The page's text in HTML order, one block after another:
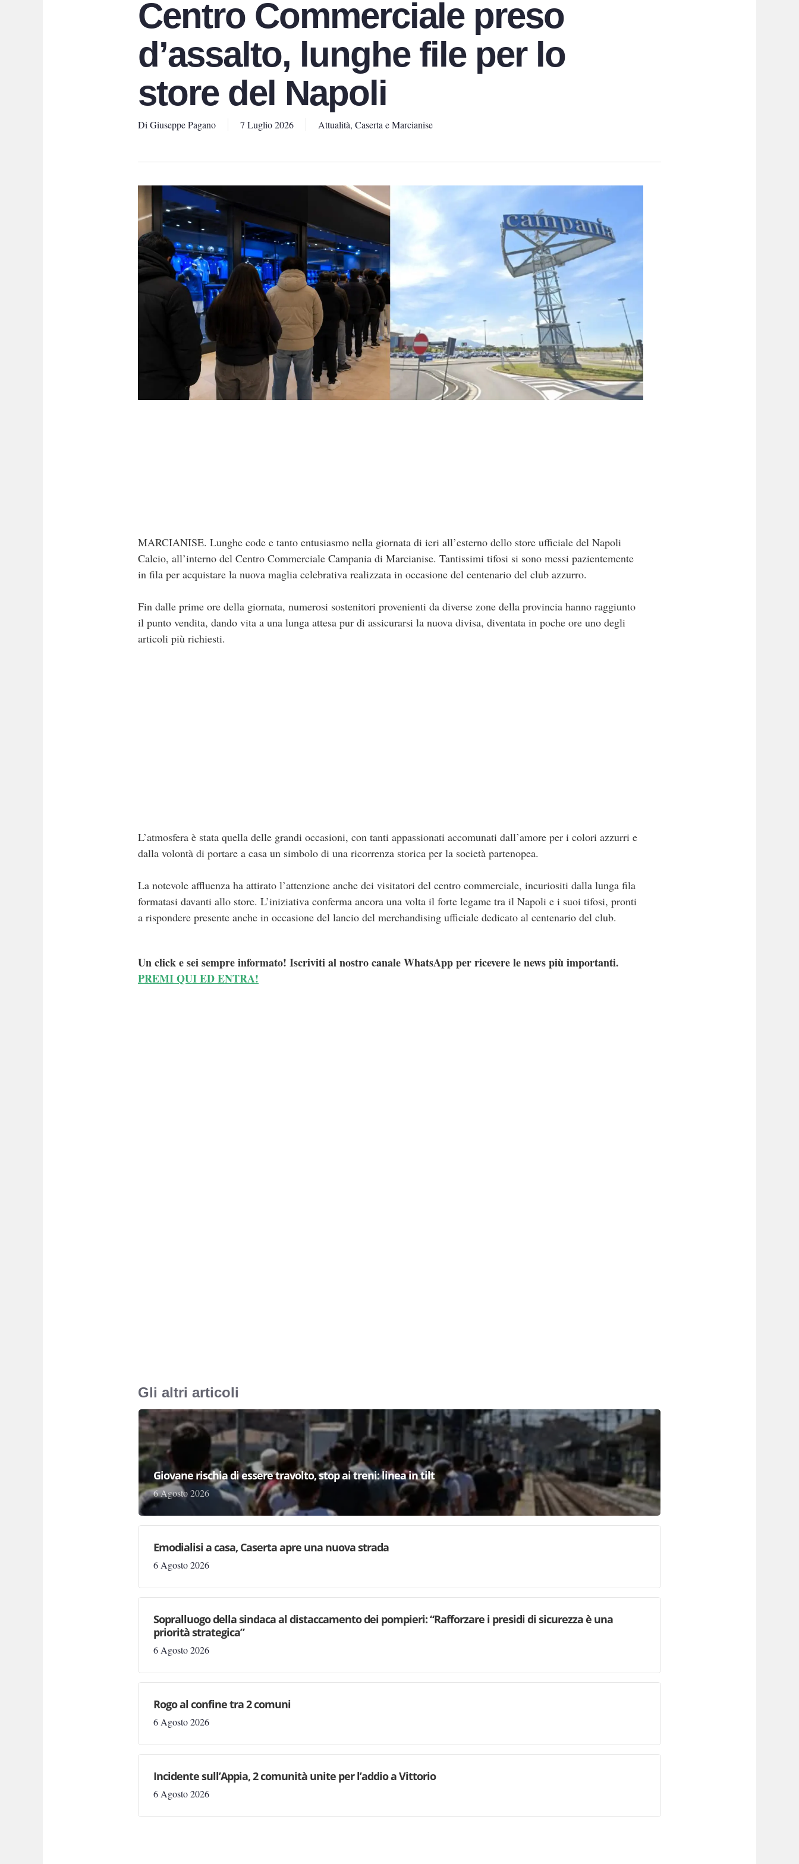
Centro Commerciale preso
d’assalto, lunghe file per lo
store del Napoli
Di Giuseppe Pagano 7 Luglio 2026 Attualità, Caserta e Marcianise
MARCIANISE. Lunghe code e tanto entusiasmo nella giornata di ieri all’esterno dello store ufficiale del Napoli
Calcio, all’interno del Centro Commerciale Campania di Marcianise. Tantissimi tifosi si sono messi pazientemente
in fila per acquistare la nuova maglia celebrativa realizzata in occasione del centenario del club azzurro.
Fin dalle prime ore della giornata, numerosi sostenitori provenienti da diverse zone della provincia hanno raggiunto
il punto vendita, dando vita a una lunga attesa pur di assicurarsi la nuova divisa, diventata in poche ore uno degli
articoli più richiesti.
L’atmosfera è stata quella delle grandi occasioni, con tanti appassionati accomunati dall’amore per i colori azzurri e
dalla volontà di portare a casa un simbolo di una ricorrenza storica per la società partenopea.
La notevole affluenza ha attirato l’attenzione anche dei visitatori del centro commerciale, incuriositi dalla lunga fila
formatasi davanti allo store. L’iniziativa conferma ancora una volta il forte legame tra il Napoli e i suoi tifosi, pronti
a rispondere presente anche in occasione del lancio del merchandising ufficiale dedicato al centenario del club.
Un click e sei sempre informato! Iscriviti al nostro canale WhatsApp per ricevere le news più importanti.
PREMI QUI ED ENTRA!
Gli altri articoli
Giovane rischia di essere travolto, stop ai treni: linea in tilt
6 Agosto 2026
Emodialisi a casa, Caserta apre una nuova strada
6 Agosto 2026
Sopralluogo della sindaca al distaccamento dei pompieri: “Rafforzare i presidi di sicurezza è una
priorità strategica”
6 Agosto 2026
Rogo al confine tra 2 comuni
6 Agosto 2026
Incidente sull’Appia, 2 comunità unite per l’addio a Vittorio
6 Agosto 2026